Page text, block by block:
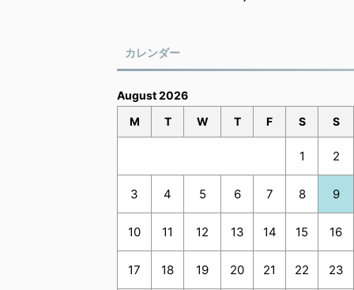
カレンダー
August 2026
M
T W T F S S
1 2
3 4 5 6 7 8 9
10 11 12 13 14 15 16
17 18 19 20 21 22 23